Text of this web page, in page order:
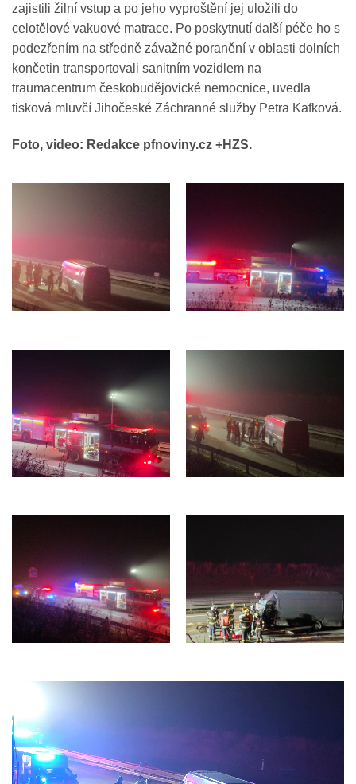
zajistili žilní vstup a po jeho vyproštění jej uložili do
celotělové vakuové matrace. Po poskytnutí další péče ho s
podezřením na středně závažné poranění v oblasti dolních
končetin transportovali sanitním vozidlem na
traumacentrum českobudějovické nemocnice, uvedla
tisková mluvčí Jihočeské Záchranné služby Petra Kafková.
Foto, video: Redakce pfnoviny.cz +HZS.